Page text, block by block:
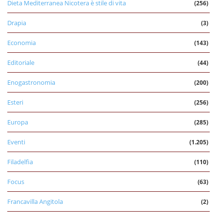
Dieta Mediterranea Nicotera è stile di vita (256)
Drapia (3)
Economia (143)
Editoriale (44)
Enogastronomia (200)
Esteri (256)
Europa (285)
Eventi (1.205)
Filadelfia (110)
Focus (63)
Francavilla Angitola (2)